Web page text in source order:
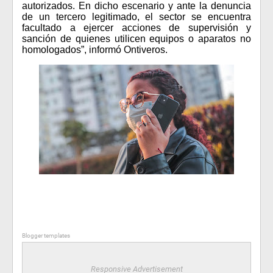
autorizados. En dicho escenario y ante la denuncia
de un tercero legitimado, el sector se encuentra
facultado a ejercer acciones de supervisión y
sanción de quienes utilicen equipos o aparatos no
homologados”, informó Ontiveros.
Blogger templates
Responsive Advertisement